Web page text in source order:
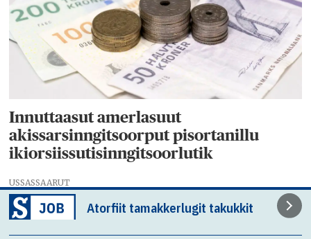
Innuttaasut amerlasuut
akissarsinngitsoorput pisortanillu
ikiorsiissutisinngitsoorlutik
USSASSAARUT
Atorfiit tamakkerlugit takukkit